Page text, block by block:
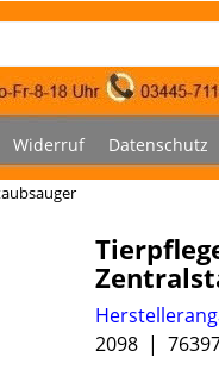
Widerruf Datenschutz
2098